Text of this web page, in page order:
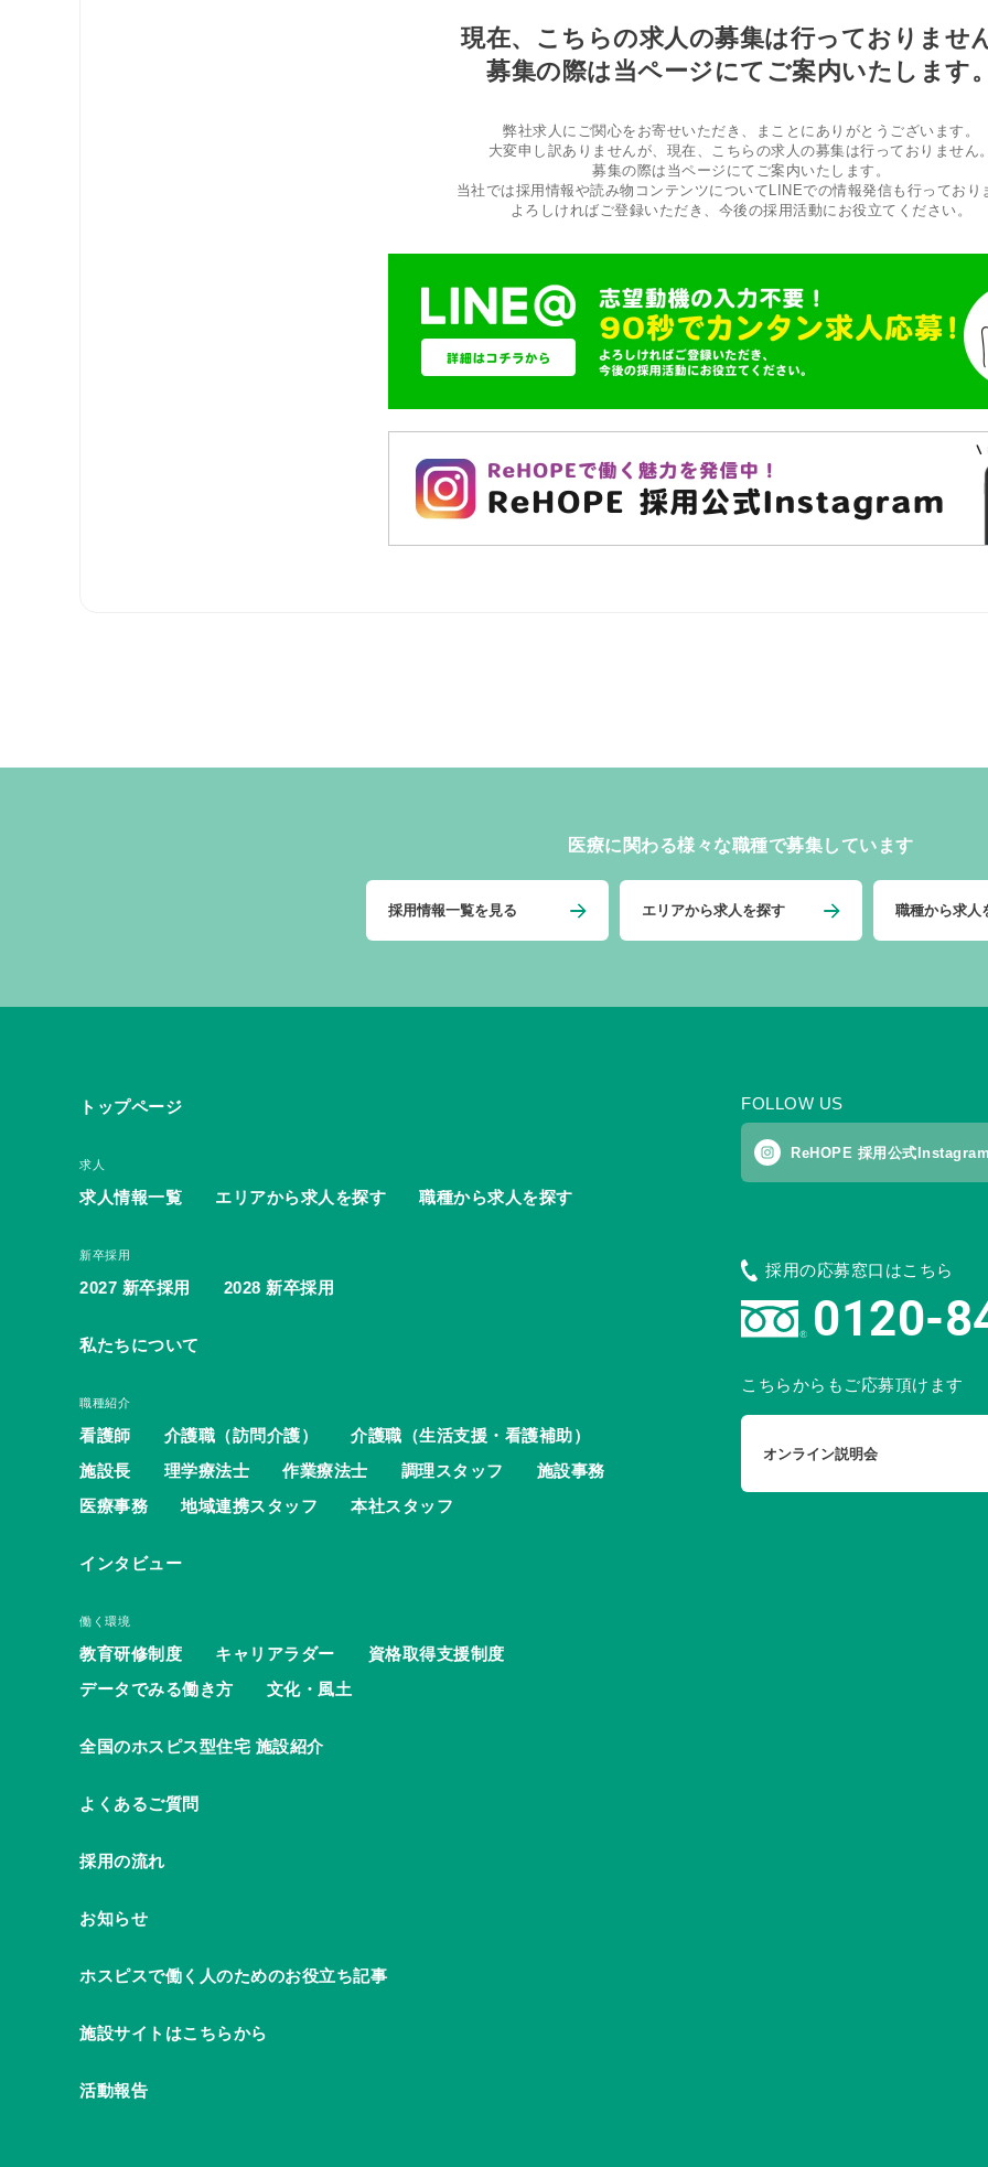
現在、こちらの求人の募集は行っておりません
募集の際は当ページにてご案内いたします。
弊社求人にご関心をお寄せいただき、まことにありがとうございます。
大変申し訳ありませんが、現在、こちらの求人の募集は行っておりません。
募集の際は当ページにてご案内いたします。
当社では採用情報や読み物コンテンツについてLINEでの情報発信も行っており
よろしければご登録いただき、今後の採用活動にお役立てください。
医療に関わる様々な職種で募集しています
採用情報一覧を見る エリアから求人を探す 職種から求人
トップページ
求人
求人情報一覧 エリアから求人を探す 職種から求人を探す
新卒採用
2027 新卒採用 2028 新卒採用
私たちについて
職種紹介
看護師 介護職（訪問介護）
介護職（生活支援・看護補助）
施設長
理学療法士 作業療法士 調理スタッフ
施設事務
医療事務
地域連携スタッフ 本社スタッフ
インタビュー
働く環境
教育研修制度 キャリアラダー
資格取得支援制度
データでみる働き方
文化・風土
全国のホスピス型住宅 施設紹介
よくあるご質問
採用の流れ
お知らせ
ホスピスで働く人のためのお役立ち記事
施設サイトはこちらから
活動報告
FOLLOW US
ReHOPE 採用公式Instagram
採用の応募窓口はこちら
0120-
こちらからもご応募頂けます
オンライン説明会